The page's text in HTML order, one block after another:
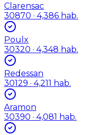
Clarensac
30870 · 4,386 hab.
Poulx
30320 · 4,348 hab.
Redessan
30129 · 4,211 hab.
Aramon
30390 · 4,081 hab.